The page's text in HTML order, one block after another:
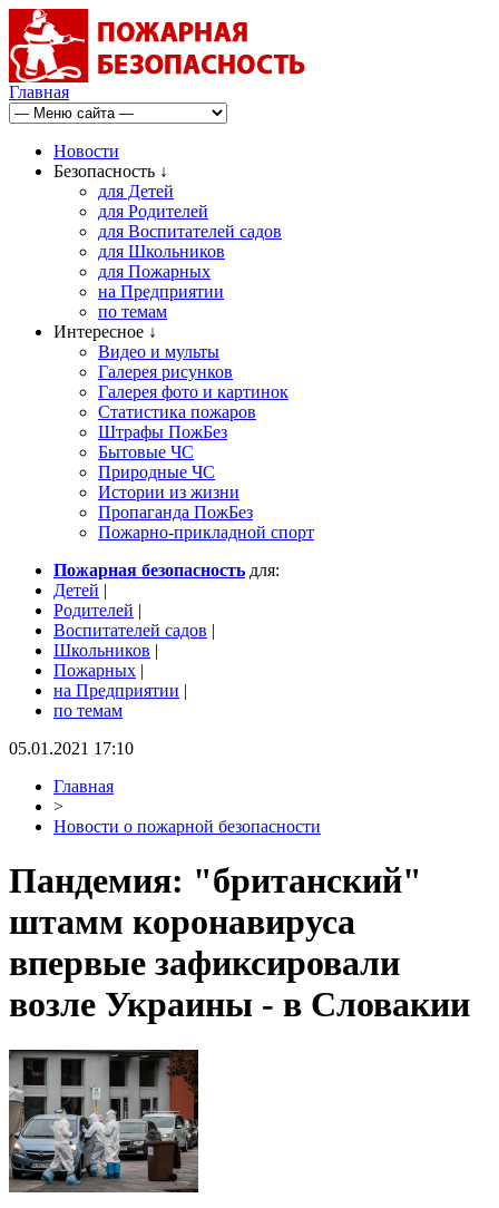
Главная
Новости
Безопасность ↓
для Детей
для Родителей
для Воспитателей садов
для Школьников
для Пожарных
на Предприятии
по темам
Интересное ↓
Видео и мульты
Галерея рисунков
Галерея фото и картинок
Статистика пожаров
Штрафы ПожБез
Бытовые ЧС
Природные ЧС
Истории из жизни
Пропаганда ПожБез
Пожарно-прикладной спорт
Пожарная безопасность для:
Детей |
Родителей |
Воспитателей садов |
Школьников |
Пожарных |
на Предприятии |
по темам
05.01.2021 17:10
Главная
>
Новости о пожарной безопасности
Пандемия: "британский"
штамм коронавируса
впервые зафиксировали
возле Украины - в Словакии